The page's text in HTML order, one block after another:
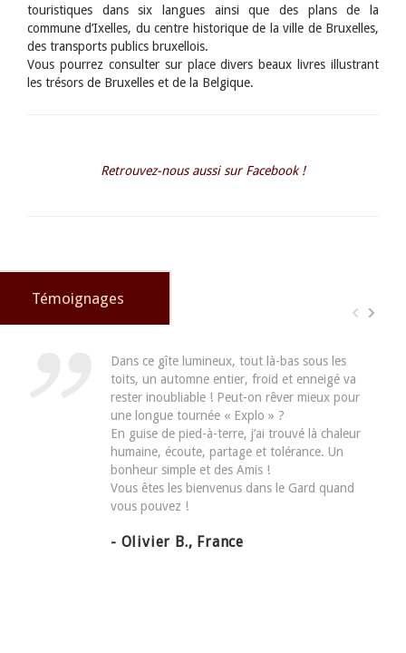
touristiques dans six langues ainsi que des plans de la
commune d’Ixelles, du centre historique de la ville de Bruxelles,
des transports publics bruxellois.
Vous pourrez consulter sur place divers beaux livres illustrant
les trésors de Bruxelles et de la Belgique.
Retrouvez-nous aussi sur Facebook !
Témoignages
Dans ce gîte lumineux, tout là-bas sous les
toits, un automne entier, froid et enneigé va
rester inoubliable ! Peut-on rêver mieux pour
une longue tournée « Explo » ?
En guise de pied-à-terre, j’ai trouvé là chaleur
humaine, écoute, partage et tolérance. Un
bonheur simple et des Amis !
Vous êtes les bienvenus dans le Gard quand
vous pouvez !
- Olivier B., France